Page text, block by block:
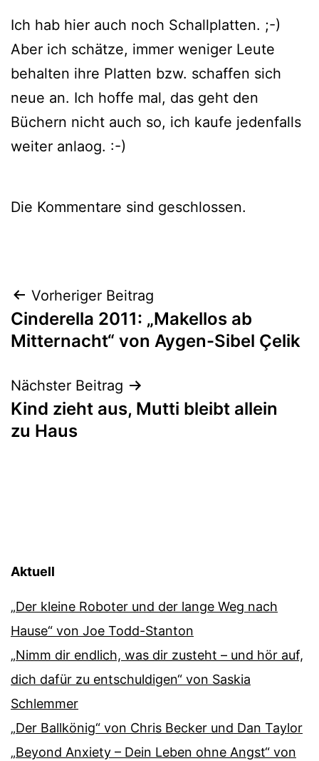
Ich hab hier auch noch Schallplatten. ;-)
Aber ich schät­ze, immer weni­ger Leute
behal­ten ihre Platten bzw. schaf­fen sich
neue an. Ich hof­fe mal, das geht den
Büchern nicht auch so, ich kau­fe jeden­falls
wei­ter anlaog. :-)
Die Kommentare sind geschlossen.
Beitragsnavigation
Vorheriger Beitrag
Cinderella 2011: „Makellos ab
Mitternacht“ von Aygen-Sibel Çelik
Nächster Beitrag
Kind zieht aus, Mutti bleibt allein
zu Haus
Aktuell
„Der kleine Roboter und der lange Weg nach
Hause“ von Joe Todd-Stanton
„Nimm dir endlich, was dir zusteht – und hör auf,
dich dafür zu entschuldigen“ von Saskia
Schlemmer
„Der Ballkönig“ von Chris Becker und Dan Taylor
„Beyond Anxiety – Dein Leben ohne Angst“ von